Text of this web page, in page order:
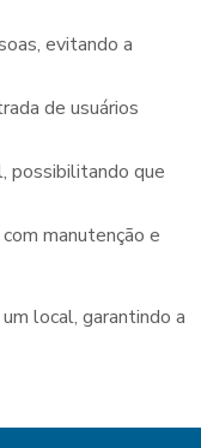
local, garantindo a